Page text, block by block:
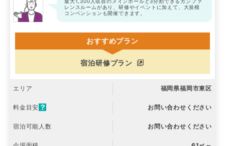
レンスルームがあり、研修やイベントに加えて、大規模
コンベンションも開催できます。
おすすめプラン
宿泊研修プラン
エリア 福岡県福岡市東区
料金目安 お問い合わせください
宿泊可能人数 お問い合わせください